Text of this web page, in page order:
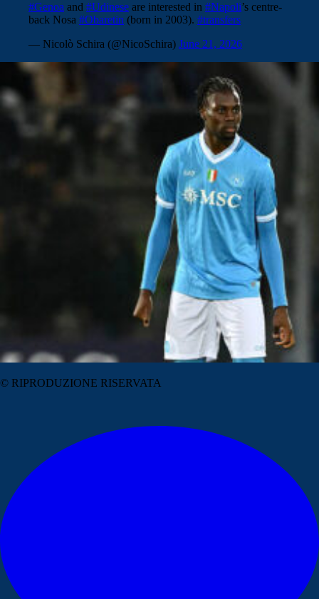
#Genoa and #Udinese are interested in #Napoli’s centre-
back Nosa #Obaretin (born in 2003). #transfers
— Nicolò Schira (@NicoSchira) June 21, 2026
© RIPRODUZIONE RISERVATA